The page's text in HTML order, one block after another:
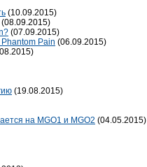
(10.09.2015)
(08.09.2015)
(07.09.2015)
Pain (06.09.2015)
(19.08.2015)
на MGO1 и MGO2 (04.05.2015)